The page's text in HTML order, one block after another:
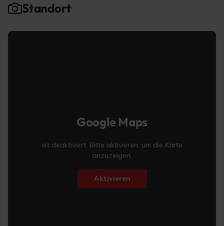
Standort
Google Maps
ist deaktiviert. Bitte aktivieren, um die Karte
anzuzeigen.
Aktivieren